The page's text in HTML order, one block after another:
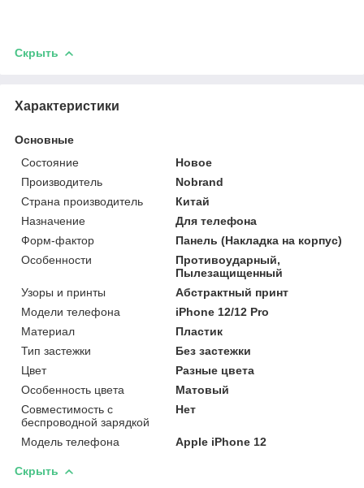
Скрыть
Характеристики
Основные
Состояние
Новое
Производитель
Nobrand
Страна производитель
Китай
Назначение
Для телефона
Форм-фактор
Панель (Накладка на корпус)
Особенности
Противоударный,
Пылезащищенный
Узоры и принты
Абстрактный принт
Модели телефона
iPhone 12/12 Pro
Материал
Пластик
Тип застежки
Без застежки
Цвет
Разные цвета
Особенность цвета
Матовый
Совместимость с
беспроводной зарядкой
Нет
Модель телефона Apple iPhone 12
Скрыть